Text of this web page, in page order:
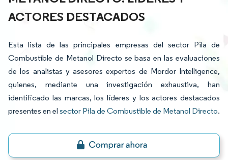
ACTORES DESTACADOS
Esta lista de las principales empresas del sector Pila de
Combustible de Metanol Directo se basa en las evaluaciones
de los analistas y asesores expertos de Mordor Intelligence,
quienes, mediante una investigación exhaustiva, han
identificado las marcas, los líderes y los actores destacados
presentes en el sector Pila de Combustible de Metanol Directo.